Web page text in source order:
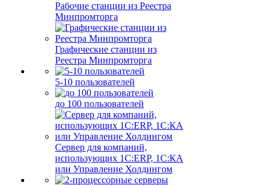
Рабочие станции из Реестра
Минпромторга
Графические станции из
Реестра Минпромторга
5-10 пользователей
до 100 пользователей
Сервер для компаний,
использующих 1C:ERP, 1С:КА
или Управление Холдингом